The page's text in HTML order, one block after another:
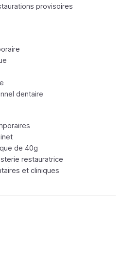
provisoires
dentaire
de 40g
restauratrice
et cliniques